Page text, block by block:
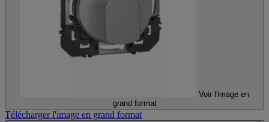
Voir l'image en
grand format
Télécharger l'image en grand format